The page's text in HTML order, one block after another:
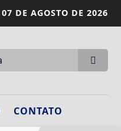
07 DE AGOSTO DE 2026
CONTATO